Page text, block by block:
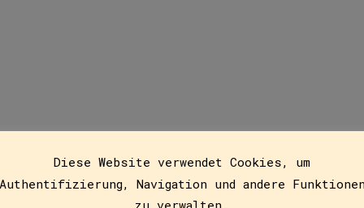
16
Diese Website verwendet Cookies, um
Authentifizierung, Navigation und andere Funktionen